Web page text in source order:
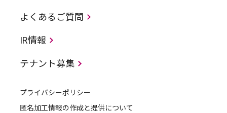
よくあるご質問
IR情報
テナント募集
プライバシーポリシー
匿名加工情報の作成と提供について